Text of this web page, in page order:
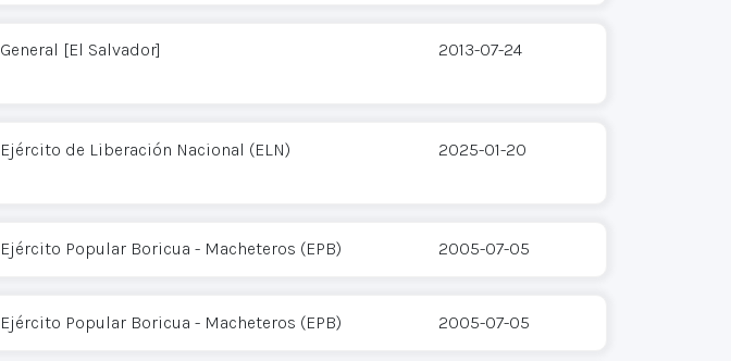
General [El Salvador] 2013-07-24
Ejército de Liberación Nacional (ELN) 2025-01-20
Ejército Popular Boricua - Macheteros (EPB) 2005-07-05
Ejército Popular Boricua - Macheteros (EPB) 2005-07-05